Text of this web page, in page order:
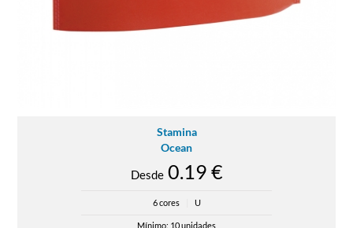
Stamina
Ocean
Desde0.19 €
6 cores U
Mínimo: 10 unidades